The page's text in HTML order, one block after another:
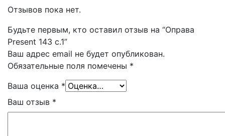
Отзывов пока нет.
Будьте первым, кто оставил отзыв на “Оправа
Present 143 с.1”
Ваш адрес email не будет опубликован.
Обязательные поля помечены *
Ваша оценка *
Ваш отзыв *